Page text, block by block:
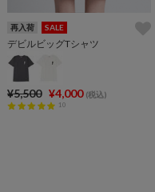
再入荷 SALE
デビルビッグTシャツ
¥5,500 ¥4,000 (税込)
10